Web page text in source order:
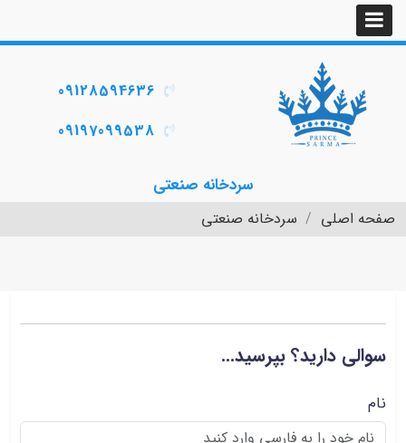
سردخانه صنعتی
09128594636
09197099538
صفحه اصلی سردخانه صنعتی
سوالی دارید؟ بپرسید...
نام